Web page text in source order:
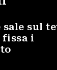
sale sul
fissa i